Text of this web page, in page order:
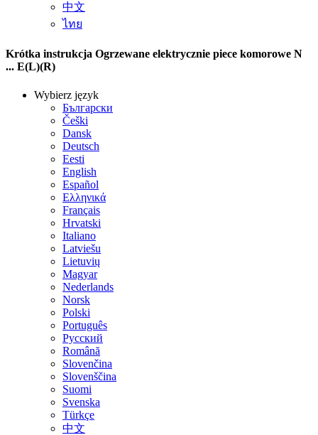
中文
ไทย
Krótka instrukcja Ogrzewane elektrycznie piece komorowe N
... E(L)(R)
Wybierz język
Български
Češki
Dansk
Deutsch
Eesti
English
Español
Ελληνικά
Français
Hrvatski
Italiano
Latviešu
Lietuvių
Magyar
Nederlands
Norsk
Polski
Português
Русский
Română
Slovenčina
Slovenščina
Suomi
Svenska
Türkçe
中文